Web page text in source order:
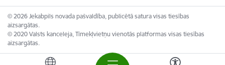
© 2026 Jekabpils novada pašvaldība, publicētā satura visas tiesības
aizsargātas.
© 2020 Valsts kanceleja, Tīmekļvietņu vienotās platformas visas tiesības
aizsargātas.